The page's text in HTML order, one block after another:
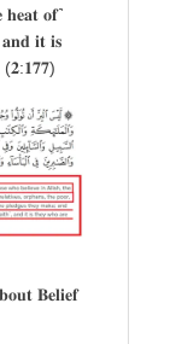
𝐡𝐞𝐚𝐭 𝐨𝐟˺
𝐢𝐭 𝐢𝐬
(𝟐:𝟏𝟕𝟕)
𝐁𝐞𝐥𝐢𝐞𝐟